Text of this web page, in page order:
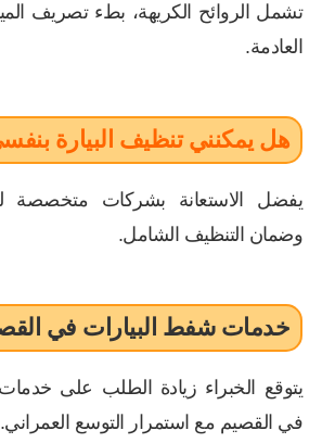
تشمل الروائح الكريهة، بطء تصريف
العادمة.
هل يمكنني تنظيف البيارة
يفضل الاستعانة بشركات متخصصة
وضمان التنظيف الشامل.
خدمات شفط البيارات في
يتوقع الخبراء زيادة الطلب على
في القصيم مع استمرار التوسع العمراني.